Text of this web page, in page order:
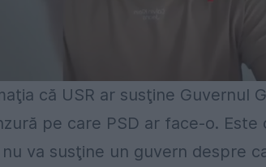
că USR ar susţine Guvernul
pe care PSD ar face-o.
nu va susţine un guvern despre